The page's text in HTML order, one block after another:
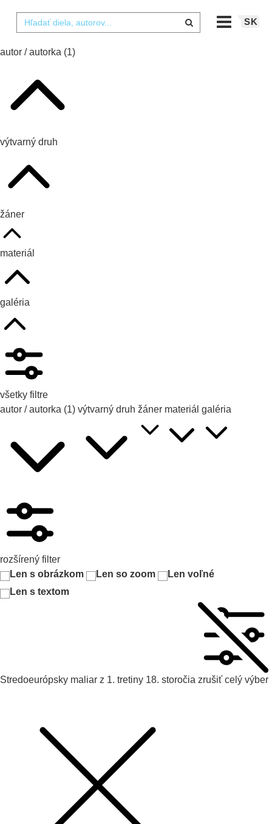
SK
autor / autorka (1)
výtvarný druh
žáner
materiál
galéria
všetky filtre
autor / autorka (1) výtvarný druh žáner materiál galéria
rozšírený filter
Len s obrázkom
Len so zoom
Len voľné
Len s textom
Stredoeurópsky maliar z 1. tretiny 18. storočia zrušiť celý výber